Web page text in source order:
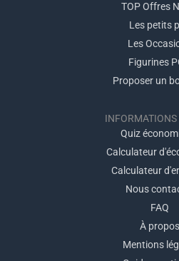
TOP Offres
Les petits
Les
Figurines
Proposer un
INFORMATIONS
Quiz
Calculateur
Calculateur
Nous
FAQ
À propos
Mentions